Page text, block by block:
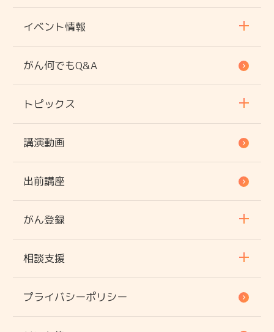
イベント情報
がん何でもQ&A
トピックス
講演動画
出前講座
がん登録
相談支援
プライバシーポリシー